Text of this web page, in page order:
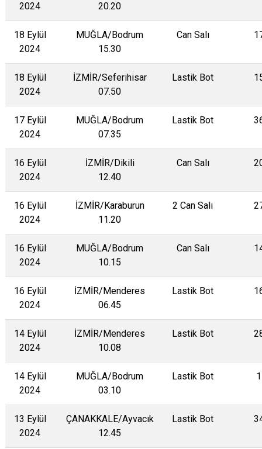
2024
20.20
18 Eylül
2024
MUĞLA/Bodrum
15.30
Can Salı
18 Eylül
2024
İZMİR/Seferihisar
07.50
Lastik Bot
17 Eylül
2024
MUĞLA/Bodrum
07.35
Lastik Bot
16 Eylül
2024
İZMİR/Dikili
12.40
Can Salı
16 Eylül
2024
İZMİR/Karaburun
11.20
2 Can Salı
16 Eylül
2024
MUĞLA/Bodrum
10.15
Can Salı
16 Eylül
2024
İZMİR/Menderes
06.45
Lastik Bot
14 Eylül
2024
İZMİR/Menderes
10.08
Lastik Bot
14 Eylül
2024
MUĞLA/Bodrum
03.10
Lastik Bot 1
13 Eylül
2024
ÇANAKKALE/Ayvacık
12.45
Lastik Bot